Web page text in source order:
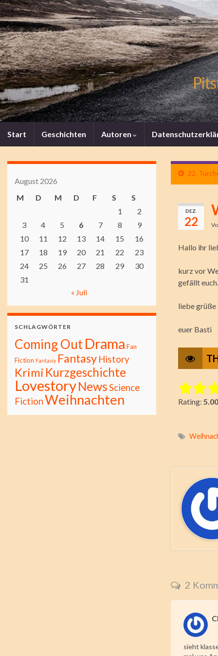
Start Geschichten Autoren
22.
DEZ.
22
Hallo ihr
kurz vor
gefällt euch.
liebe grüße
euer Basti
Rate this
Submit
Rating: 5.00
2
sieht
August 2026
M
D M D F S
S
1
2
3
4 5 6 7 8
9
10
11 12 13 14 15
16
17
18 19 20 21 22
23
24
25 26 27 28 29
30
31
« Juli
SCHLAGWÖRTER
Coming OutDrama Fan
Fiction Fantasiy Fantasy History
Krimi Kurzgeschichte
LovestoryNewsScience
FictionWeihnachten